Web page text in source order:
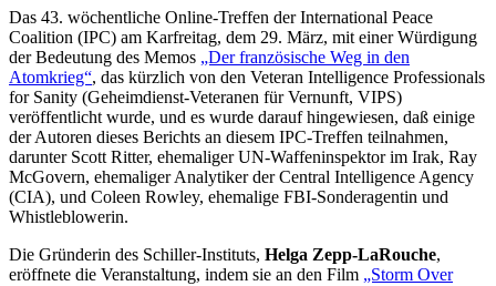
Das 43. wöchentliche Online-Treffen der International Peace
Coalition (IPC) am Karfreitag, dem 29. März, mit einer Würdigung
der Bedeutung des Memos „Der französische Weg in den
Atomkrieg“, das kürzlich von den Veteran Intelligence Professionals
for Sanity (Geheimdienst-Veteranen für Vernunft, VIPS)
veröffentlicht wurde, und es wurde darauf hingewiesen, daß einige
der Autoren dieses Berichts an diesem IPC-Treffen teilnahmen,
darunter Scott Ritter, ehemaliger UN-Waffeninspektor im Irak, Ray
McGovern, ehemaliger Analytiker der Central Intelligence Agency
(CIA), und Coleen Rowley, ehemalige FBI-Sonderagentin und
Whistleblowerin.
Die Gründerin des Schiller-Instituts, Helga Zepp-LaRouche,
eröffnete die Veranstaltung, indem sie an den Film „Storm Over